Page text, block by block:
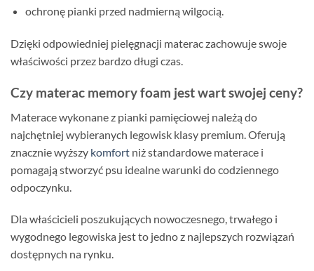
ochronę pianki przed nadmierną wilgocią.
Dzięki odpowiedniej pielęgnacji materac zachowuje swoje
właściwości przez bardzo długi czas.
Czy materac memory foam jest wart swojej ceny?
Materace wykonane z pianki pamięciowej należą do
najchętniej wybieranych legowisk klasy premium. Oferują
znacznie wyższy komfort niż standardowe materace i
pomagają stworzyć psu idealne warunki do codziennego
odpoczynku.
Dla właścicieli poszukujących nowoczesnego, trwałego i
wygodnego legowiska jest to jedno z najlepszych rozwiązań
dostępnych na rynku.